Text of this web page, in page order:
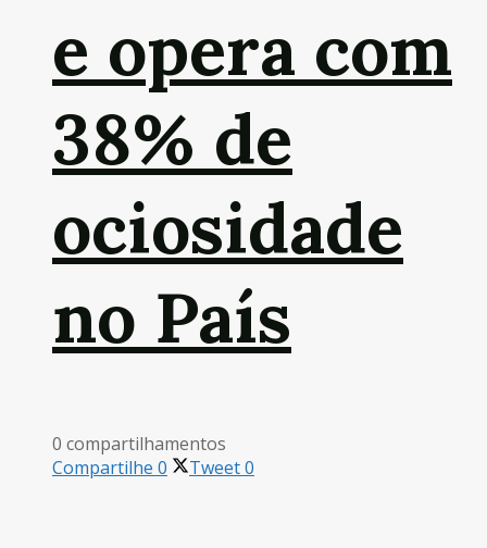
e opera com
38% de
ociosidade
no País
0 compartilhamentos
Compartilhe 0 Tweet0